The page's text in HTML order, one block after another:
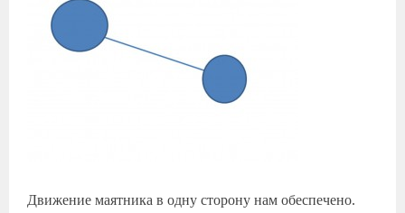
Движение маятника в одну сторону нам обеспечено.